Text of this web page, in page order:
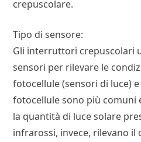
crepuscolare.
Tipo di sensore:
Gli interruttori crepuscolari
sensori per rilevare le
fotocellule (sensori di luce)
fotocellule sono più comuni
la quantità di luce solare
infrarossi, invece, rilevano il